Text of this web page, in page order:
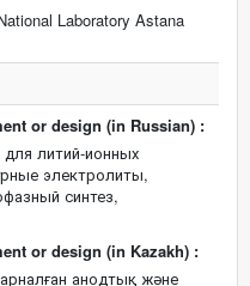
Laboratory Astana
or design (in Russian) :
литий-ионных
электролиты,
синтез,
or design (in Kazakh) :
анодтық және